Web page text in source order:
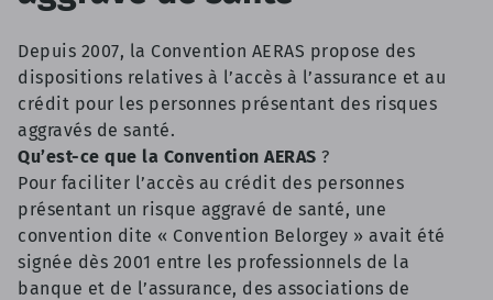
Depuis 2007, la Convention AERAS propose des
dispositions relatives à l’accès à l’assurance et au
crédit pour les personnes présentant des risques
aggravés de santé.
Qu’est-ce que la Convention AERAS ?
Pour faciliter l’accès au crédit des personnes
présentant un risque aggravé de santé, une
convention dite « Convention Belorgey » avait été
signée dès 2001 entre les professionnels de la
banque et de l’assurance, des associations de